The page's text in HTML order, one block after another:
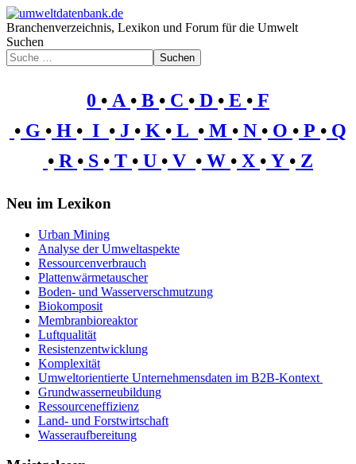
Branchenverzeichnis, Lexikon und Forum für die Umwelt
Suchen
Suchen
0 • A • B • C • D • E • F
• G • H • I • J • K • L • M • N • O • P • Q
• R • S • T • U • V • W • X • Y • Z
Neu im Lexikon
Urban Mining
Analyse der Umweltaspekte
Ressourcenverbrauch
Plattenwärmetauscher
Boden- und Wasserverschmutzung
Biokomposit
Membranbioreaktor
Luftqualität
Resistenzentwicklung
Komplexität
Umweltorientierte Unternehmensdaten im B2B-Kontext
Grundwasserneubildung
Ressourceneffizienz
Land- und Forstwirtschaft
Wasseraufbereitung